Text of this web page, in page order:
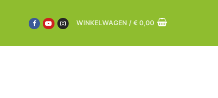
WINKELWAGEN / €0,00